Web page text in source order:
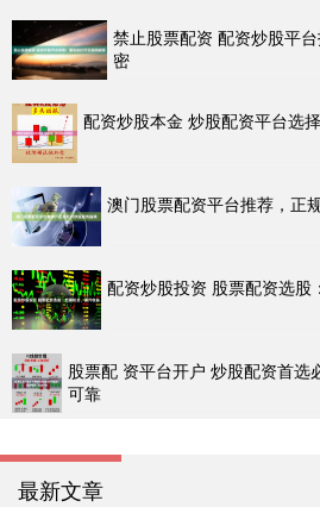
禁止股票配资 配资炒股平
密
配资炒股本金 炒股配资平台选
澳门股票配资平台推荐，正
配资炒股投资 股票配资选股
股票配 资平台开户 炒股配资首选
可靠
最新文章